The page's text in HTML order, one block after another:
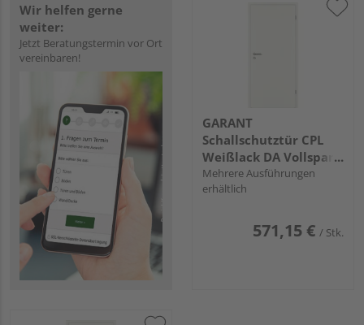
Wir helfen gerne
weiter:
Jetzt Beratungstermin vor Ort
vereinbaren!
GARANT
Schallschutztür CPL
Weißlack DA Vollspan
KK3 SSK1
Mehrere Ausführungen
erhältlich
571,15 € / Stk.